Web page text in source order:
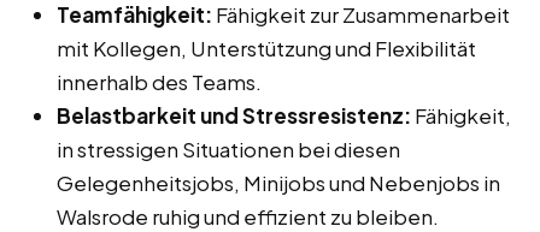
Teamfähigkeit: Fähigkeit zur Zusammenarbeit
mit Kollegen, Unterstützung und Flexibilität
innerhalb des Teams.
Belastbarkeit und Stressresistenz: Fähigkeit,
in stressigen Situationen bei diesen
Gelegenheitsjobs, Minijobs und Nebenjobs in
Walsrode ruhig und effizient zu bleiben.